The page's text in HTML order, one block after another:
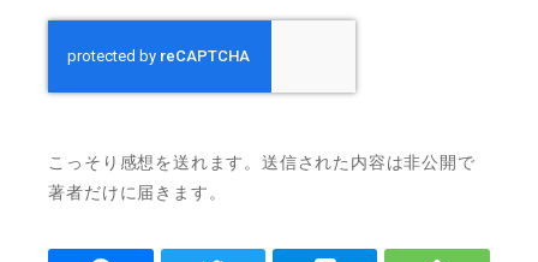
こっそり感想を送れます。送信された内容は非公開で
著者だけに届きます。